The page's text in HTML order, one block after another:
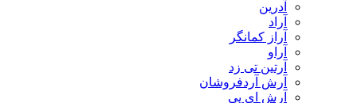
آراز کمانگر
آرتین تی زد
آرش آردفروشان
آرش ای پی